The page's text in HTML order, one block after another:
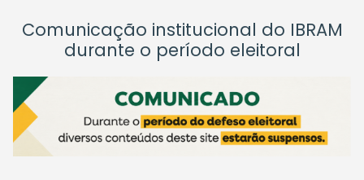
Comunicação institucional do IBRAM
durante o período eleitoral